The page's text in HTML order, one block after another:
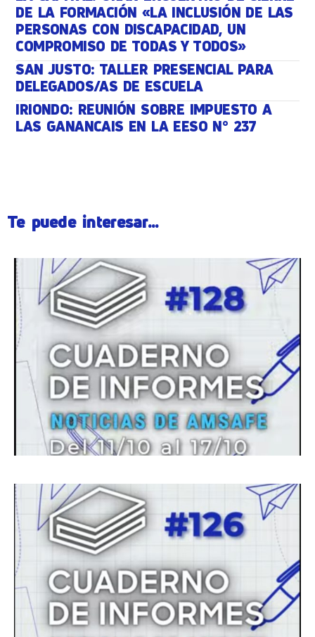
DE LA FORMACIÓN «LA INCLUSIÓN DE LAS
PERSONAS CON DISCAPACIDAD, UN
COMPROMISO DE TODAS Y TODOS»
SAN JUSTO: TALLER PRESENCIAL PARA
DELEGADOS/AS DE ESCUELA
IRIONDO: REUNIÓN SOBRE IMPUESTO A
LAS GANANCAIS EN LA EESO N° 237
Te puede interesar...